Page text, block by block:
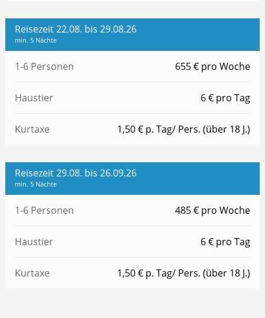
Reisezeit 22.08. bis 29.08.26
min. 5 Nächte
1-6 Personen 655 € pro Woche
Haustier 6 € pro Tag
Kurtaxe 1,50 € p. Tag/ Pers. (über 18 J.)
Reisezeit 29.08. bis 26.09.26
min. 5 Nächte
1-6 Personen 485 € pro Woche
Haustier 6 € pro Tag
Kurtaxe 1,50 € p. Tag/ Pers. (über 18 J.)